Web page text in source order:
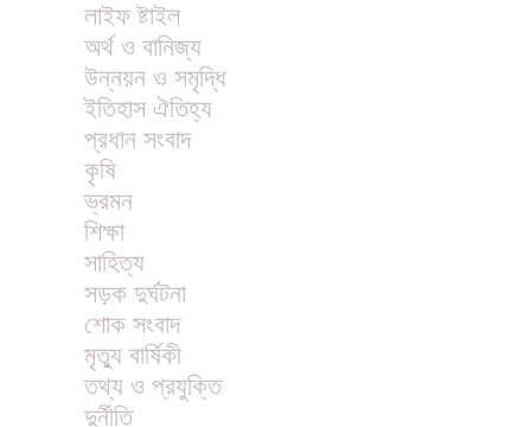
লাইফ ষ্টাইল
অর্থ ও বানিজ্য
উন্নয়ন ও সমৃদ্ধি
ইতিহাস ঐতিহ্য
প্রধান সংবাদ
কৃষি
ভ্রমন
শিক্ষা
সাহিত্য
সড়ক দুর্ঘটনা
শোক সংবাদ
মৃত্যু বার্ষিকী
তথ্য ও প্রযুক্তি
দুর্নীতি